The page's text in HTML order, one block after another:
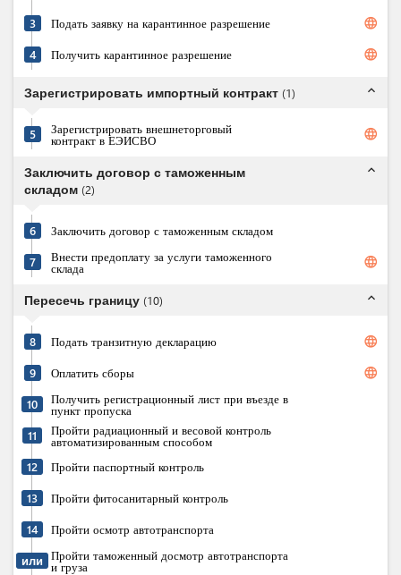
3 Подать заявку на карантинное разрешение language
4 Получить карантинное разрешение language
Зарегистрировать импортный контракт (1) expand_less
5 Зарегистрировать внешнеторговый
контракт в ЕЭИСВО language
Заключить договор с таможенным
складом (2)
expand_less
6 Заключить договор с таможенным складом
7 Внести предоплату за услуги таможенного
склада language
Пересечь границу (10) expand_less
8 Подать транзитную декларацию language
9 Оплатить сборы language
10 Получить регистрационный лист при въезде в
пункт пропуска
11
Пройти радиационный и весовой контроль
автоматизированным способом
12
Пройти паспортный контроль
13 Пройти фитосанитарный контроль
14 Пройти осмотр автотранспорта
или Пройти таможенный досмотр автотранспорта
и груза